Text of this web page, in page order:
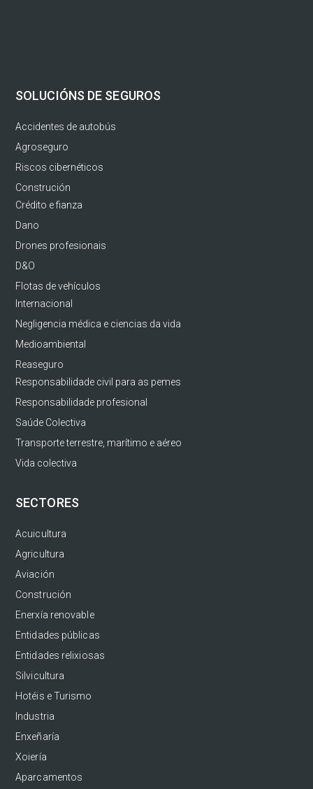
SOLUCIÓNS DE SEGUROS
Accidentes de autobús
Agroseguro
Riscos cibernéticos
Construción
Crédito e fianza
Dano
Drones profesionais
D&O
Flotas de vehículos
Internacional
Negligencia médica e ciencias da vida
Medioambiental
Reaseguro
Responsabilidade civil para as pemes
Responsabilidade profesional
Saúde Colectiva
Transporte terrestre, marítimo e aéreo
Vida colectiva
SECTORES
Acuicultura
Agricultura
Aviación
Construción
Enerxía renovable
Entidades públicas
Entidades relixiosas
Silvicultura
Hotéis e Turismo
Industria
Enxeñaría
Xoiería
Aparcamentos